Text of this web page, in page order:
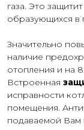
газа. Это
образующихся в
Значительно
наличие
отопления и на
Встроенная
исправности
помещения.
подаваемой Вам